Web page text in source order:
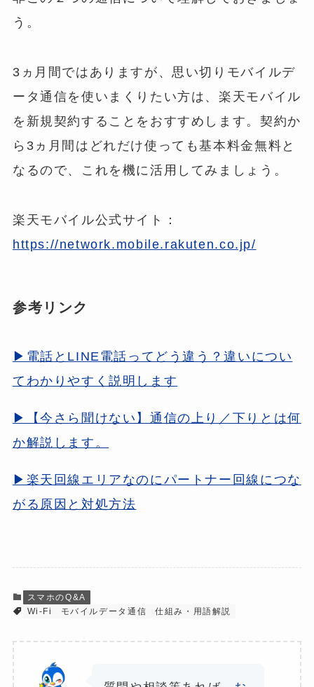
う。
3ヵ月間ではありますが、思い切りモバイルデ
ータ通信を使いまくりたい方は、楽天モバイル
を新規契約することをおすすめします。契約か
ら3ヵ月間はどれだけ使っても基本料金無料と
なるので、これを機に活用してみましょう。
楽天モバイル公式サイト：
https://network.mobile.rakuten.co.jp/
参考リンク
▶電話とLINE電話ってどう違う？違いについ
てわかりやすく説明します
▶【今さら聞けない】通信の上り／下りとは何
か解説します。
▶楽天回線エリアなのにパートナー回線につな
がる原因と対処方法
スマホのQ&A
Wi-Fi
モバイルデータ通信 仕組み・用語解説